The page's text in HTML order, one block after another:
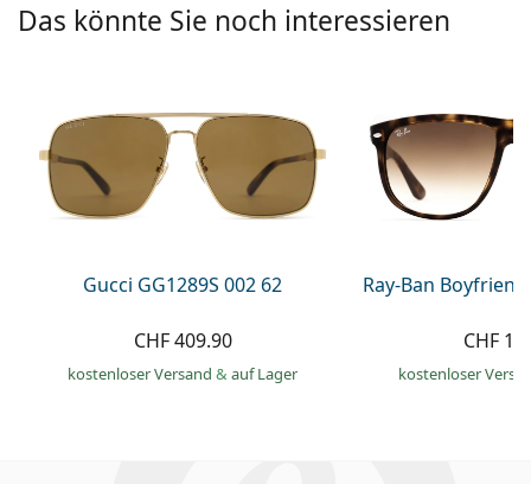
Das könnte Sie noch interessieren
Gucci GG1289S 002 62
CHF 409.90
kostenloser Versand& auf Lager
Ray-Ban
CHF
kostenloser